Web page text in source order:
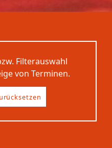
Filterauswahl
von Terminen.